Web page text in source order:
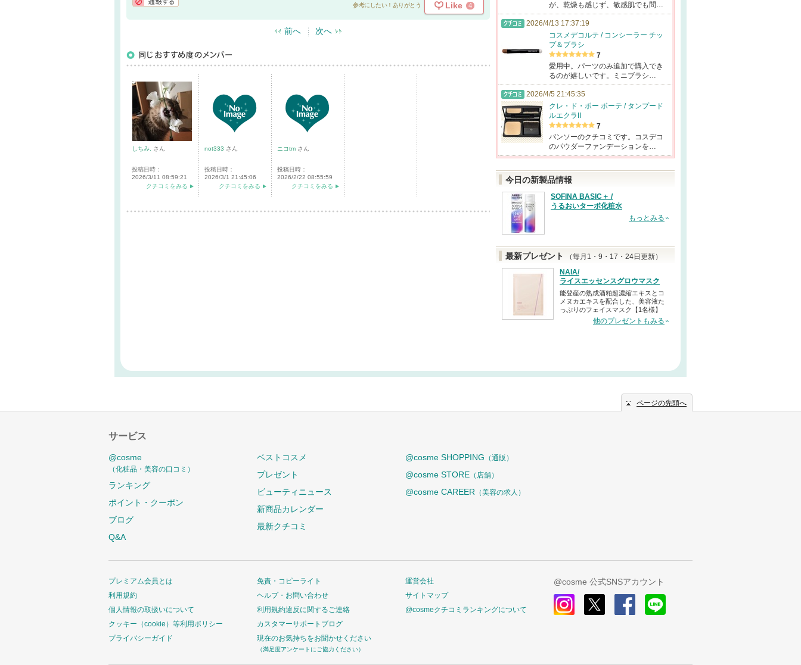
参考にしたい！ありがとう Like 4
前へ 次へ
しちみ. さん
投稿日時：
2026/3/11 08:59:21
クチコミをみる
not333 さん
投稿日時：
2026/3/1 21:45:06
クチコミをみる
ニコtm さん
投稿日時：
2026/2/22 08:55:59
クチコミをみる
が、乾燥も感じず、敏感肌でも問…
2026/4/13 17:37:19
コスメデコルテ / コンシーラー チッ
プ＆ブラシ
7
愛用中。パーツのみ追加で購入でき
るのが嬉しいです。ミニブラシ…
2026/4/5 21:45:35
クレ・ド・ポー ボーテ / タンプード
ルエクラII
7
パンソーのクチコミです。コスデコ
のパウダーファンデーションを…
今日の新製品情報
SOFINA BASIC＋ /
うるおいターボ化粧水
もっとみる
最新プレゼント
（毎月1・9・17・24日更新）
NAIA/
ライスエッセンスグロウマスク
能登産の熟成酒粕超濃縮エキスとコ
メヌカエキスを配合した、美容液た
っぷりのフェイスマスク【1名様】
他のプレゼントもみる
ページの先頭へ
サービス
@cosme
（化粧品・美容の口コミ）
ランキング
ポイント・クーポン
ブログ
Q&A
ベストコスメ
プレゼント
ビューティニュース
新商品カレンダー
最新クチコミ
@cosme SHOPPING （通販）
@cosme STORE （店舗）
@cosme CAREER （美容の求人）
プレミアム会員とは
利用規約
個人情報の取扱いについて
クッキー（cookie）等利用ポリシー
プライバシーガイド
免責・コピーライト
ヘルプ・お問い合わせ
利用規約違反に関するご連絡
カスタマーサポートブログ
現在のお気持ちをお聞かせください
（満足度アンケートにご協力ください）
運営会社
サイトマップ
@cosmeクチコミランキングについて
@cosme 公式SNSアカウント